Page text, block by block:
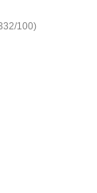
100)